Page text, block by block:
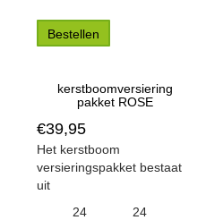
Bestellen
kerstboomversiering
pakket ROSE
€39,95
Het kerstboom
versieringspakket bestaat
uit
24
24